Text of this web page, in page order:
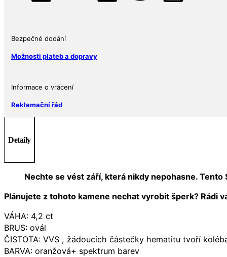
Bezpečné dodání
Možnosti plateb a dopravy
Informace o vrácení
Reklamační řád
Detaily
Nechte se vést září, která nikdy nepohasne.
Plánujete z tohoto kamene nechat vyrobit šperk? Rádi
VÁHA: 4,2 ct
BRUS: ovál
ČISTOTA: VVS , žádoucích částečky hematitu tvoří
BARVA: oranžová+ spektrum barev